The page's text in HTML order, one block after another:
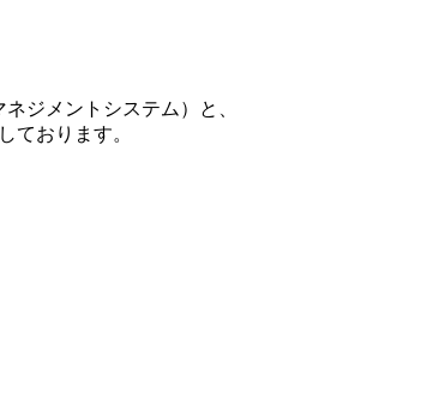
ジメントシステム）と、
ております。